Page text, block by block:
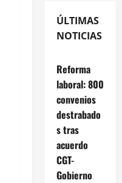
ÚLTIMAS
NOTICIAS
Reforma
laboral: 800
convenios
destrabado
s tras
acuerdo
CGT-
Gobierno